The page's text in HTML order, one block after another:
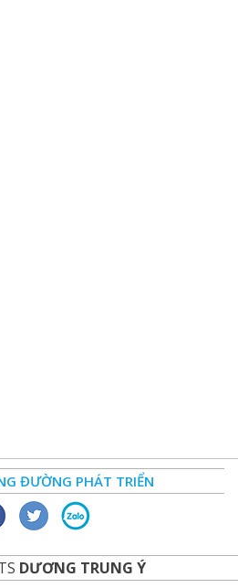
ĐƯỜNG PHÁT TRIỂN
DƯƠNG TRUNG Ý